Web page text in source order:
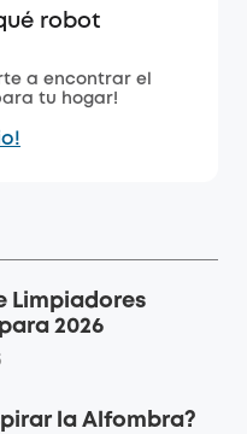
robot
a encontrar el
tu hogar!
Limpiadores
2026
la Alfombra?